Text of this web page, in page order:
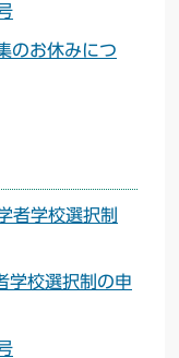
お休みにつ
学校選択制
校選択制の申